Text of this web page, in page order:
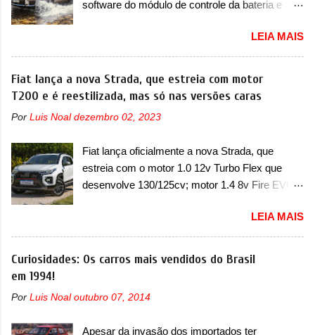
colocará a Leapmotor para concorrer com uma
BYD Dolphin e Geely EX2. Visualmente, o A05
conta com um design já visto por outros
modelos da marca, em especial do SUV
compacto A10. Basicamente sendo o hatch do
SUV, o A05 nasce com um design que está
possui faróis com um desenho mais retangular,
com um pequeno prolongamento para as
laterais. Os faróis cont...
software do módulo de controle da bateria e
Jeep convocou no dia 10 de outubro de 2025
um chamado que envolve os proprietários do
Grand Cherokee 4xe, em sua versão única
Limited, com unidades de ano/modelo 2023 e
unidades afetadas precisam retornar a uma
dois problemas. O primeiro deles será uma
atualização do software do módulo de controle
da bateria (AHCP e HCP). Para alguns veículos
verificação e, se necessário, a substituição do
motor do ventilador HVAC (aquecimento,
ventilação e ar-condicionado). A marca também
uma sobrecarga do microprocessador do
poderá causar a perda de força motriz,
LEIA MAIS
Fiat lança a nova Strada, que estreia com motor
T200 e é reestilizada, mas só nas versões caras
Por Luis Noal dezembro 02, 2023
Fiat lança oficialmente a nova Strada, que
estreia com o motor 1.0 12v Turbo Flex que
desenvolve 130/125cv; motor 1.4 8v Fire EVO
oficialmente a nova Strada, que aparece com
mudanças visuais e com uma nova opção de
motor. Depois da picape compacta receber o
motor 1.0 12v Turbo Flex, conhecido como
LEIA MAIS
Curiosidades: Os carros mais vendidos do Brasil
em 1994!
Por Luis Noal outubro 07, 2014
Apesar da invasão dos importados ter